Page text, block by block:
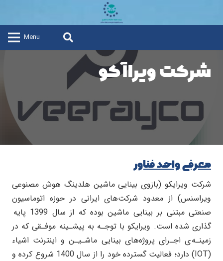
Menu
شرکت ویراآکو
معرفی واحد فناور
شرکت ویرایکو (بازوی بینایی ماشین هلدینگ هوش مصنوعی
ویراسنس) از معدود شرکت‌های ایرانی در حوزه اتوماسیون
صنعتی مبتنی بر بینایی ماشین بوده که از سال 1399 پایه
گذاری شده است. ویرایکو با توجـه به پیشـینه موفـقی که در
زمینـه ی اجـرای پروژه‌های بینایی ماشـیـن و اینترنت اشیاء
(IOT) دارد؛ فعالیت گسترده خود را از سال 1400 شروع کرده و